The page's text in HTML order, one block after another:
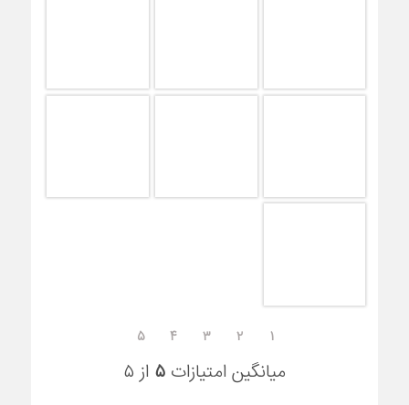
۱ ۲ ۳ ۴ ۵
میانگین امتیازات ۵ از ۵